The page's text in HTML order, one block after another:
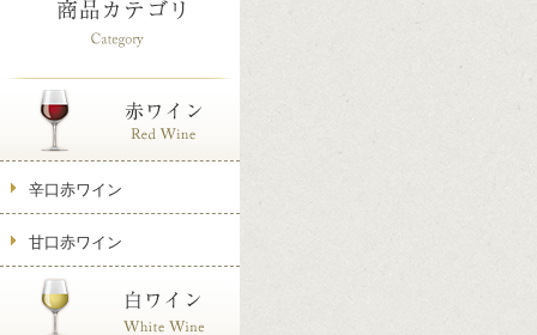
辛口赤ワイン
甘口赤ワイン